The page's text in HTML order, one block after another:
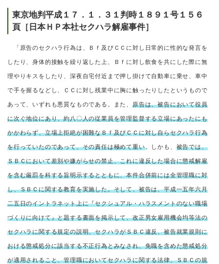
東京地判平成１７．１．３１判時１８９１号１５６
頁［日本ＨＰ本社セクハラ解雇事件］
「原告のセクハラ行為は、Ｂｆ及びＣＣに対し日常的に性的な発言を
したり、身体的接触を繰り返した上、Ｂｆに対し飲食を共にした際に無
理やりキスをしたり、深夜自宅付近まで押し掛けて自動車に乗せ、車中
で手を握るなどし、ＣＣに対し残業中に胸に触ったりしたというもので
あって、いずれも悪質なものである。また、原告は、被告において役員
に次ぐ地位にあり、約八〇人の従業員を管理監督する立場にあったにも
かかわらず、立場上拒絶が困難なＢｆ及びＣＣに対し自らセクハラ行為
を行っていたのであって、その責任は極めて重い。しかも、 被告では、
ＳＢＣにおいて差別や嫌がらせの禁止、これに違反した場合に懲戒解雇
を含む厳罰を科する旨明示するとともに、本件合併前には全管理職に対
し、ＳＢＣに関する教育を実施した。そして、被告は、平成一五年六月
二五日のイントラネット上に『セクシュアル・ハラスメントのない職場
づくりに向けて』と題する書面を掲示して、改正男女雇用機会均等法の
セクハラに関する規定の説明、セクハラがＳＢＣ違反、被告就業規則に
おける懲戒処分に該当する不正行為とみなされ、免職を含めた懲戒処分
が適用されること、管理職においてセクハラに関する法律、ＳＢＣの規